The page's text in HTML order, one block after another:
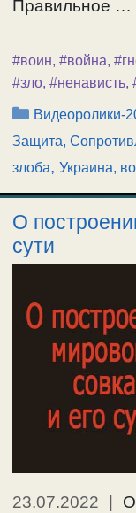
Правильное …
#воин, #война,
#зло, #ненависть,
Рубрики
Видеоролики-
Защита,
злоба, Украина,
О
сути
23.07.2022